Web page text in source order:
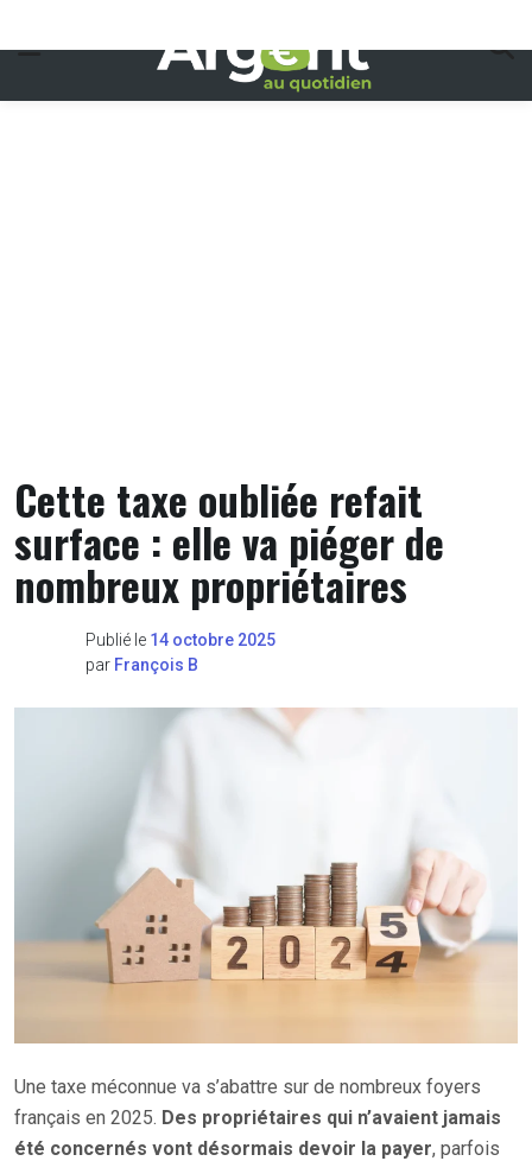
Cette taxe oubliée refait
surface : elle va piéger de
nombreux propriétaires
Publié le 14 octobre 2025
par François B
Une taxe méconnue va s’abattre sur de nombreux foyers
français en 2025. Des propriétaires qui n’avaient jamais
été concernés vont désormais devoir la payer, parfois